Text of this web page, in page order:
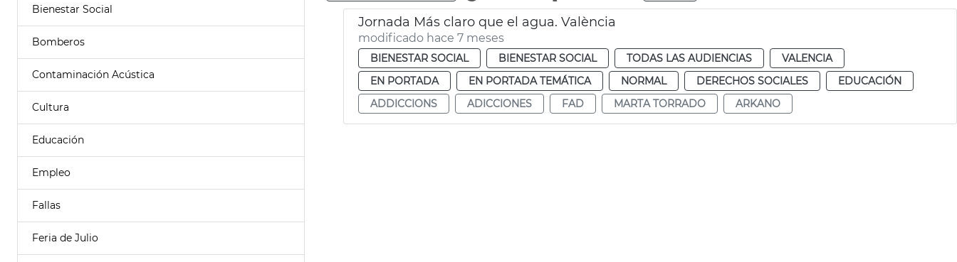
Bienestar Social
Bomberos
Contaminación Acústica
Cultura
Educación
Empleo
Fallas
Feria de Julio
Jornada Más claro que el agua. València
modificado hace 7 meses
BIENESTAR SOCIAL BIENESTAR SOCIAL TODAS LAS AUDIENCIAS
VALENCIA
EN PORTADA
EN PORTADA TEMÁTICA NORMAL DERECHOS SOCIALES
EDUCACIÓN
ADDICCIONS
ADICCIONES FAD MARTA TORRADO ARKANO